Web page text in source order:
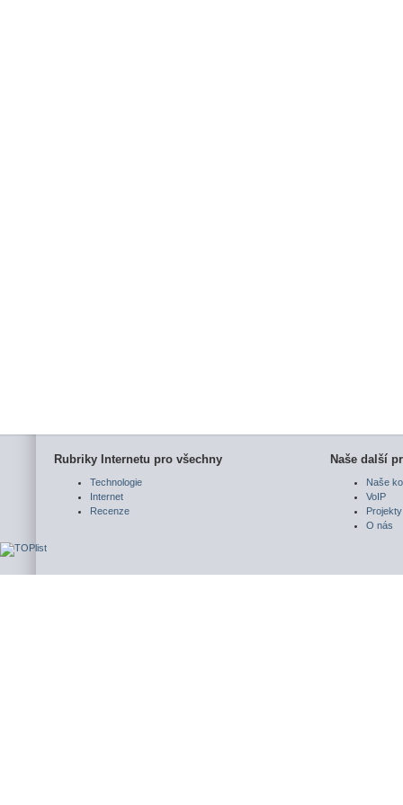
Rubriky Internetu pro všechny
Technologie
Internet
Recenze
Naše další
Naše
VoIP
Projekty
O nás